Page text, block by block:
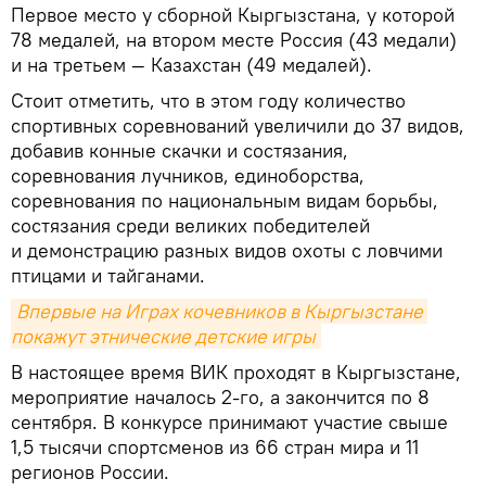
Первое место у сборной Кыргызстана, у которой
78 медалей, на втором месте Россия (43 медали)
и на третьем — Казахстан (49 медалей).
Стоит отметить, что в этом году количество
спортивных соревнований увеличили до 37 видов,
добавив конные скачки и состязания,
соревнования лучников, единоборства,
соревнования по национальным видам борьбы,
состязания среди великих победителей
и демонстрацию разных видов охоты с ловчими
птицами и тайганами.
Впервые на Играх кочевников в Кыргызстане
покажут этнические детские игры
В настоящее время ВИК проходят в Кыргызстане,
мероприятие началось 2-го, а закончится по 8
сентября. В конкурсе принимают участие свыше
1,5 тысячи спортсменов из 66 стран мира и 11
регионов России.